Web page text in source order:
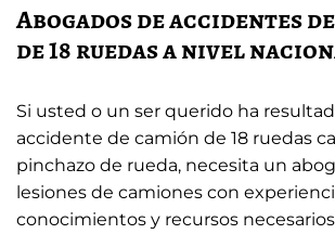
Abogados de accidentes
de 18 ruedas a nivel
Si usted o un ser querido ha
accidente de camión de 18 ruedas
pinchazo de rueda, necesita un
lesiones de camiones con
conocimientos y recursos